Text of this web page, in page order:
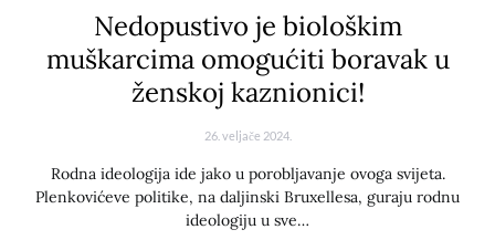
Nedopustivo je biološkim
muškarcima omogućiti boravak u
ženskoj kaznionici!
26. veljače 2024.
Rodna ideologija ide jako u porobljavanje ovoga svijeta.
Plenkovićeve politike, na daljinski Bruxellesa, guraju rodnu
ideologiju u sve…